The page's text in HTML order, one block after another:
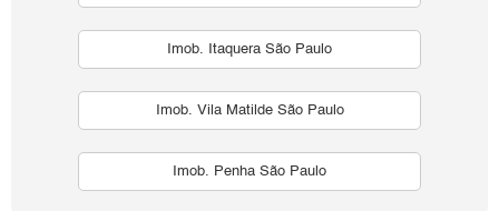
Imob. Itaquera São Paulo
Imob. Vila Matilde São Paulo
Imob. Penha São Paulo